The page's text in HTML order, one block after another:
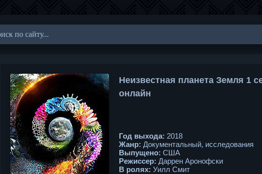
Неизвестная планета Земля 1
онлайн
Год выхода: 2018
Жанр: Документальный, исследования
Выпущено: США
Режиссер: Даррен Аронофски
В ролях: Уилл Смит